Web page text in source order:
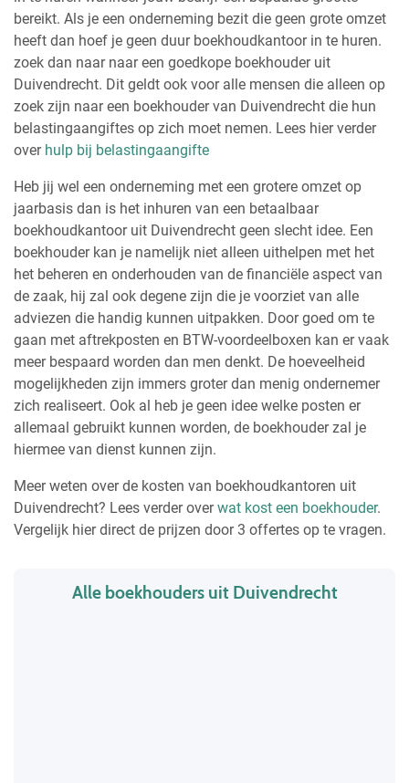
bereikt. Als je een onderneming bezit die geen grote omzet
heeft dan hoef je geen duur boekhoudkantoor in te huren.
zoek dan naar naar een goedkope boekhouder uit
Duivendrecht. Dit geldt ook voor alle mensen die alleen op
zoek zijn naar een boekhouder van Duivendrecht die hun
belastingaangiftes op zich moet nemen. Lees hier verder
over hulp bij belastingaangifte
Heb jij wel een onderneming met een grotere omzet op
jaarbasis dan is het inhuren van een betaalbaar
boekhoudkantoor uit Duivendrecht geen slecht idee. Een
boekhouder kan je namelijk niet alleen uithelpen met het
het beheren en onderhouden van de financiële aspect van
de zaak, hij zal ook degene zijn die je voorziet van alle
adviezen die handig kunnen uitpakken. Door goed om te
gaan met aftrekposten en BTW-voordeelboxen kan er vaak
meer bespaard worden dan men denkt. De hoeveelheid
mogelijkheden zijn immers groter dan menig ondernemer
zich realiseert. Ook al heb je geen idee welke posten er
allemaal gebruikt kunnen worden, de boekhouder zal je
hiermee van dienst kunnen zijn.
Meer weten over de kosten van boekhoudkantoren uit
Duivendrecht? Lees verder overwat kost een boekhouder.
Vergelijk hier direct de prijzen door 3 offertes op te vragen.
Alle boekhouders uit Duivendrecht